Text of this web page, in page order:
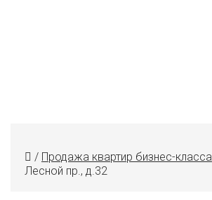
/ Продажа квартир бизнес-класса
Лесной пр., д.32